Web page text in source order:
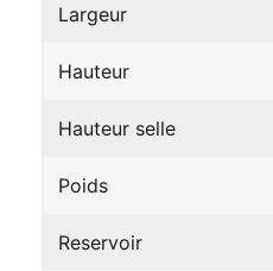
Largeur
Hauteur
Hauteur selle
Poids
Reservoir